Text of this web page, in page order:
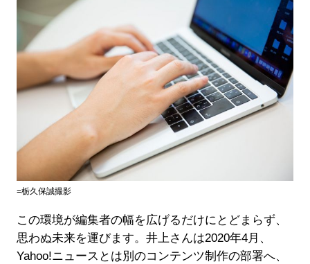
=栃久保誠撮影
この環境が編集者の幅を広げるだけにとどまらず、
思わぬ未来を運びます。井上さんは2020年4月、
Yahoo!ニュースとは別のコンテンツ制作の部署へ、